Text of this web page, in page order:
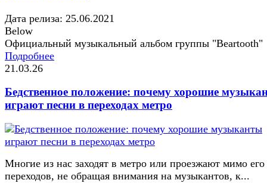
Дата релиза: 25.06.2021
Below
Официальный музыкальный альбом группы "Beartooth"
Подробнее
21.03.26
Бедственное положение: почему хорошие
играют песни в переходах метро
Многие из нас заходят в метро или проезжают мимо его
переходов, не обращая внимания на музыкантов, к...